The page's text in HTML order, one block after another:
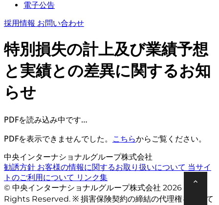
電子公告
採用情報 お問い合わせ
特別損失の計上及び業績予想
と実績との差異に関するお知
らせ
PDFを読み込み中です…
PDFを表示できませんでした。 こちらからご覧ください。
中央インターナショナルグループ株式会社
勧誘方針 お客様の情報に関するお取り扱いについて 当サイ
トのご利用について リンク集
© 中央インターナショナルグループ株式会社 2026 All
Rights Reserved. ※ 損害保険契約の締結の代理権を有して